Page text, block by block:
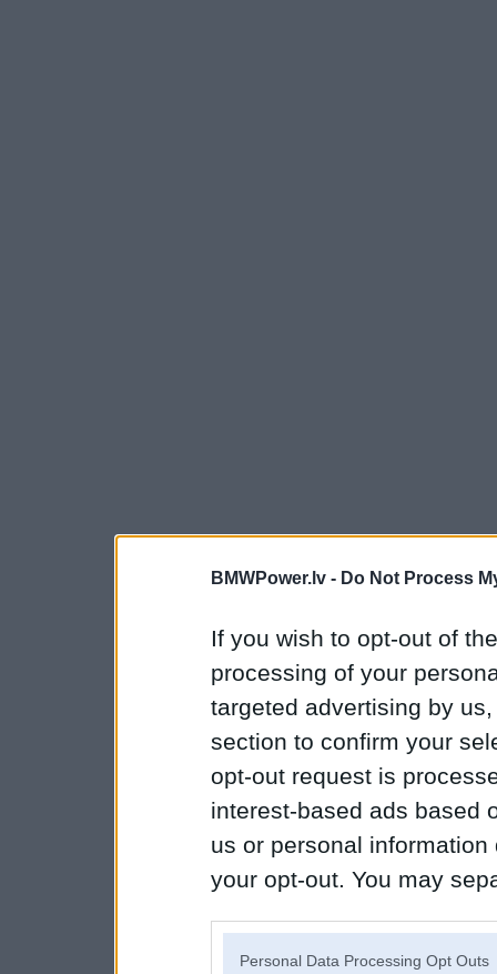
BMWPower.lv - Do Not Process
If you wish to opt-out of
processing of your
targeted advertising by
section to confirm your
opt-out request is
interest-based ads based
us or personal
your opt-out. You may
Personal Data Processing Opt Outs